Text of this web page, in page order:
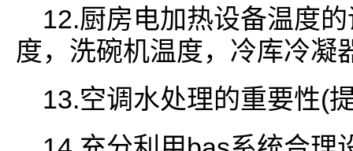
12.厨房电加热设备温度
度，洗碗机温度，冷库冷凝
13.空调水处理的重要性(